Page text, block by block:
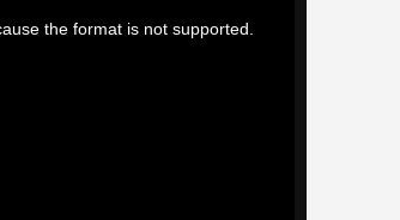
the format is not supported.